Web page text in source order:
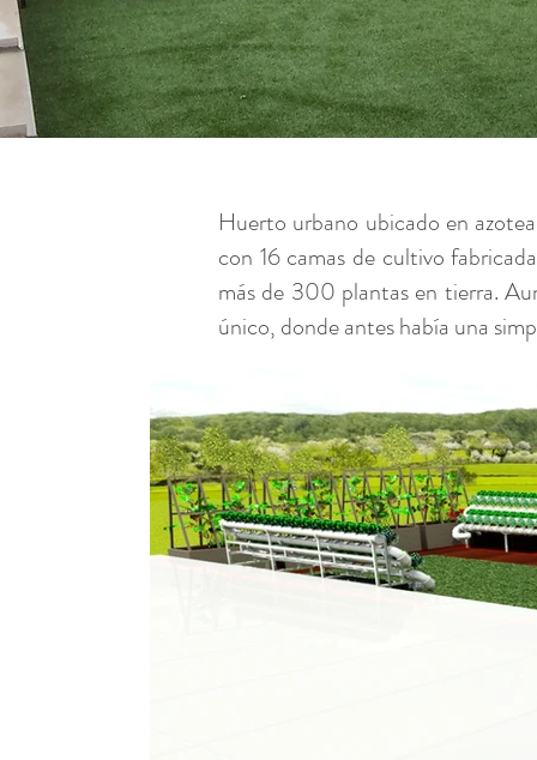
Huerto urbano ubicado en
con 16 camas de cultivo
más de 300 plantas en tierra.
único, donde antes había una